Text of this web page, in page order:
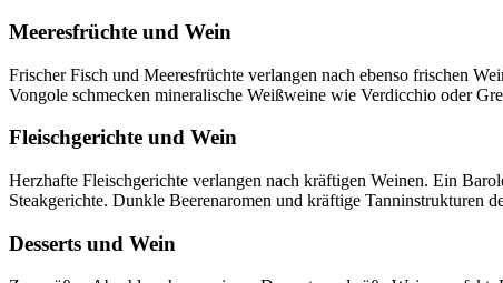
Meeresfrüchte und Wein
Frischer Fisch und Meeresfrüchte verlangen nach ebenso frischen
Vongole schmecken mineralische Weißweine wie Verdicchio oder
Fleischgerichte und Wein
Herzhafte Fleischgerichte verlangen nach kräftigen Weinen. Ein
Steakgerichte. Dunkle Beerenaromen und kräftige Tanninstrukturen
Desserts und Wein